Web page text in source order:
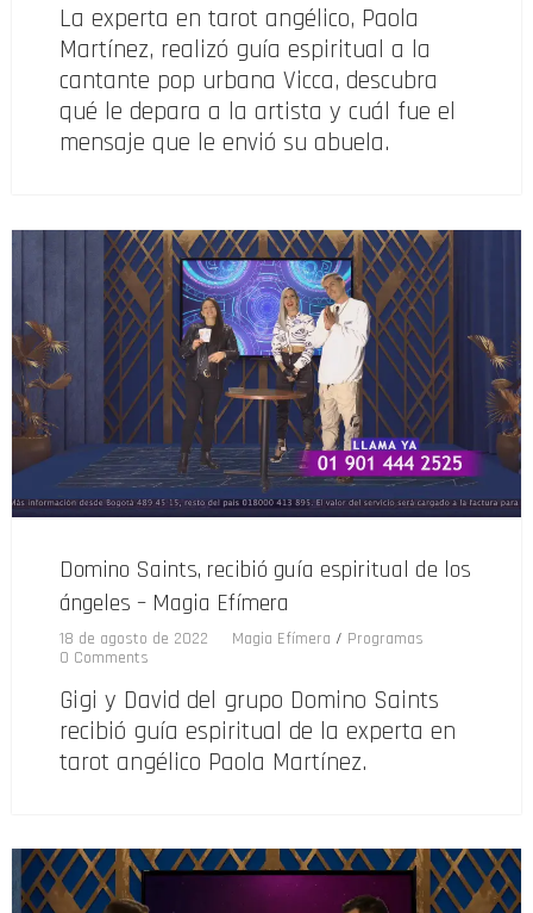
La experta en tarot angélico, Paola
Martínez, realizó guía espiritual a la
cantante pop urbana Vicca, descubra
qué le depara a la artista y cuál fue el
mensaje que le envió su abuela.
Domino Saints, recibió guía espiritual de los
ángeles – Magia Efímera
18 de agosto de 2022 Magia Efímera / Programas
0 Comments
Gigi y David del grupo Domino Saints
recibió guía espiritual de la experta en
tarot angélico Paola Martínez.